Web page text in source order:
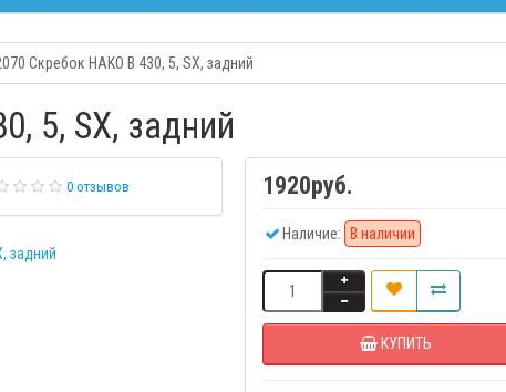
Скребок HAKO В 430, 5, SX, задний
5, SX, задний
0 отзывов 1920руб.
Наличие: В наличии
КУПИТЬ